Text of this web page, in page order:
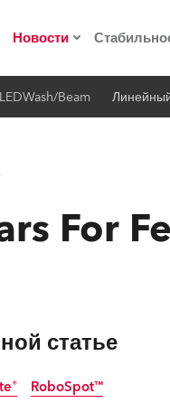
Новости
Пресс-релизы
LEDWash/Beam
For
статье
RoboSpot™